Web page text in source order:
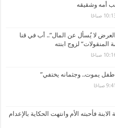
أمه وشقيقه
لا يُسأل عن المال”.. أب في قنا
المنقولات” لزوج ابنته
يموت.. وجثمانه يختفي”
فأحبته الأم وانتهت الحكاية بالإعدام